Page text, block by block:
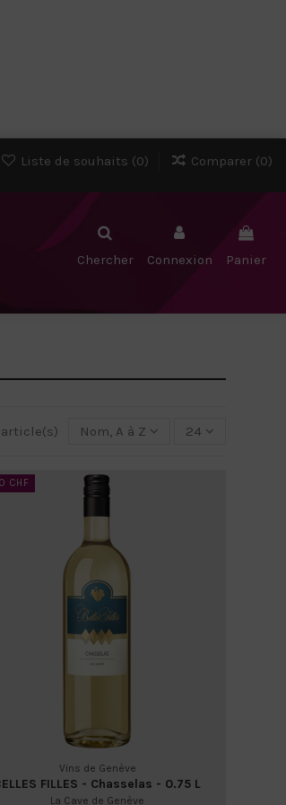
Liste de souhaits (0) Comparer (0)
Chercher Connexion Panier
article(s) Nom, A à Z 24
CHF
Vins de Genève
FILLES - Chasselas - 0.75 L
La Cave de Genève